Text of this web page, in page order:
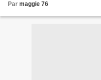
Par maggie 76